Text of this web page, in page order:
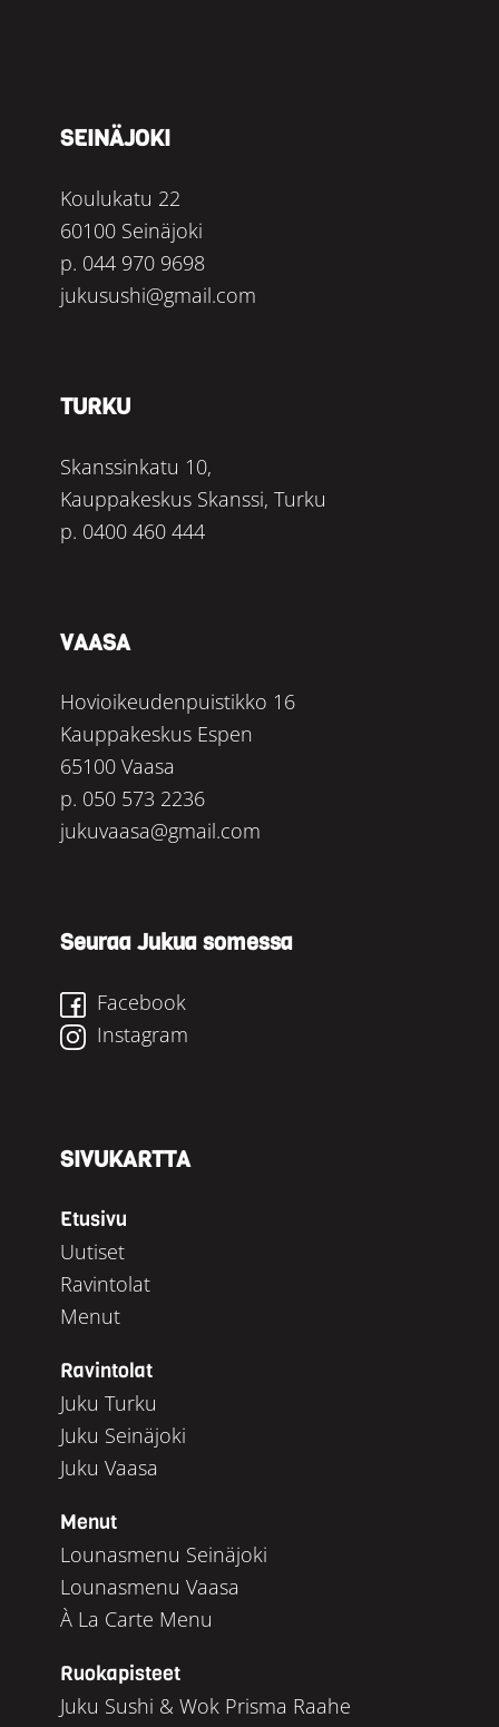
SEINÄJOKI
Koulukatu 22
60100 Seinäjoki
p. 044 970 9698
jukusushi@gmail.com
TURKU
Skanssinkatu 10,
Kauppakeskus Skanssi, Turku
p. 0400 460 444
VAASA
Hovioikeudenpuistikko 16
Kauppakeskus Espen
65100 Vaasa
p. 050 573 2236
jukuvaasa@gmail.com
Seuraa Jukua somessa
Facebook
Instagram
SIVUKARTTA
Etusivu
Uutiset
Ravintolat
Menut
Ravintolat
Juku Turku
Juku Seinäjoki
Juku Vaasa
Menut
Lounasmenu Seinäjoki
Lounasmenu Vaasa
À La Carte Menu
Ruokapisteet
Juku Sushi & Wok Prisma Raahe